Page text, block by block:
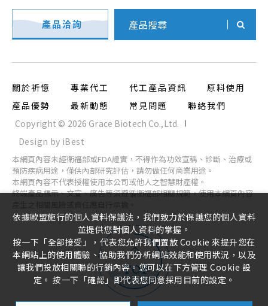
產品洽詢
關於祈憶 專業代工 代工產品資訊
原料使用
產品優勢
最新動態 常見問題
聯絡我們
Copyright © 2026 Grace Biotech Co.,Ltd.
Design by iBest
本網頁內容未經衛福部或FDA證實，不得作為功效宣稱、診斷、治療或
預防疾病用途，僅供內部研究評估，請勿做任何商業用途。
本網頁內容不代表授權使用本公司或他人之智慧財產權。
終端產品標示、文宣、廣告等須遵循衛福部相關規範，使用本網頁內容
TOP
依據歐盟施行的個人資料保護法，我們致力於保護您的個人資料
並提供您對個人資料的掌握。
按一下「全部接受」，代表您允許我們置放 Cookie 來提升您在
本網站上的使用體驗、協助我們分析網站效能和使用狀況，以及
讓我們投放相關聯的行銷內容。您可以在下方管理 Cookie 設
定。 按一下「確認」即代表您同意採用目前的設定。